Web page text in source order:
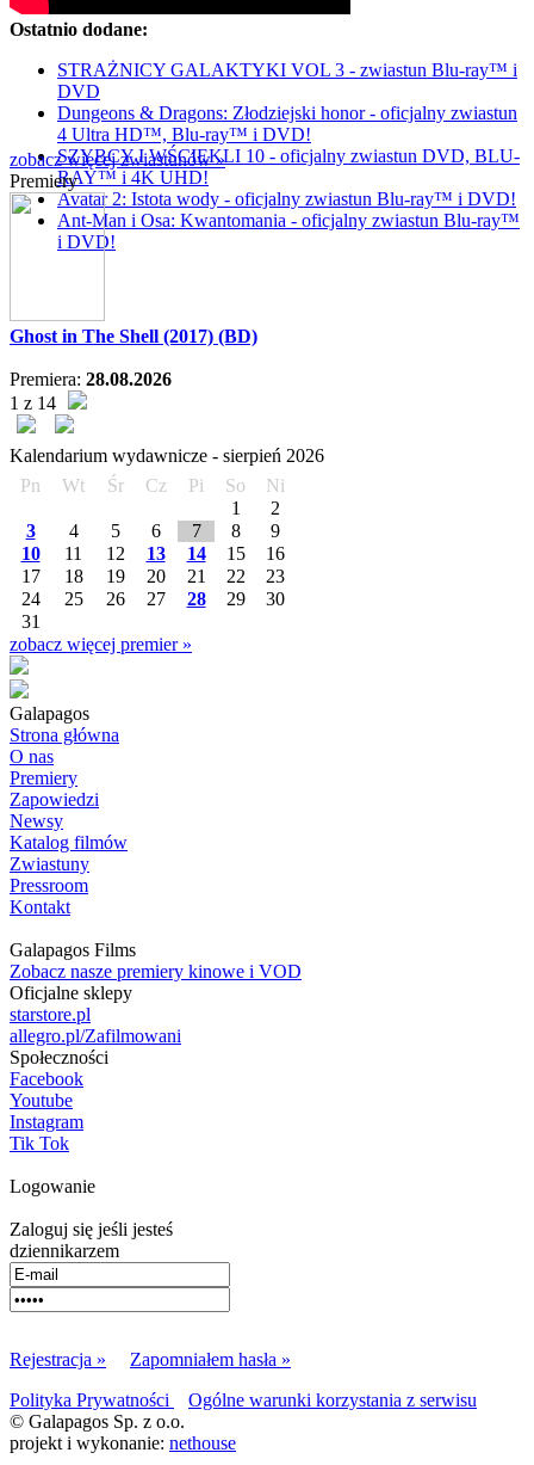
Ostatnio dodane:
STRAŻNICY GALAKTYKI VOL 3 - zwiastun Blu-ray™ i
DVD
Dungeons & Dragons: Złodziejski honor - oficjalny zwiastun
4 Ultra HD™, Blu-ray™ i DVD!
SZYBCY I WŚCIEKLI 10 - oficjalny zwiastun DVD, BLU-
RAY™ i 4K UHD!
Avatar 2: Istota wody - oficjalny zwiastun Blu-ray™ i DVD!
Ant-Man i Osa: Kwantomania - oficjalny zwiastun Blu-ray™
i DVD!
zobacz więcej zwiastunów »
Premiery
Ghost in The Shell (2017) (BD)
Premiera: 28.08.2026
1 z 14
Kalendarium wydawnicze - sierpień 2026
Pn
Wt Śr Cz Pi So
Ni
1
2
3
4 5 6 7 8
9
10
11 12 13 14 15
16
17
18 19 20 21 22
23
24
25 26 27 28 29
30
31
zobacz więcej premier »
Galapagos
Strona główna
O nas
Premiery
Zapowiedzi
Newsy
Katalog filmów
Zwiastuny
Pressroom
Kontakt
Galapagos Films
Zobacz nasze premiery kinowe i VOD
Oficjalne sklepy
starstore.pl
allegro.pl/Zafilmowani
Społeczności
Facebook
Youtube
Instagram
Tik Tok
Logowanie
Zaloguj się jeśli jesteś
dziennikarzem
Rejestracja »
Zapomniałem hasła »
Polityka Prywatności
Ogólne warunki korzystania z serwisu
© Galapagos Sp. z o.o.
projekt i wykonanie: nethouse